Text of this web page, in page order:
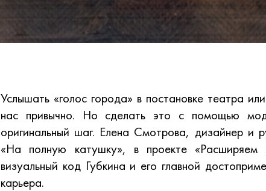
Услышать «голос города» в постановке театра
нас привычно. Но сделать это с помощью
оригинальный шаг. Елена Смотрова, дизайнер и
«На полную катушку», в проекте «Расширяем
визуальный код Губкина и его главной
карьера.